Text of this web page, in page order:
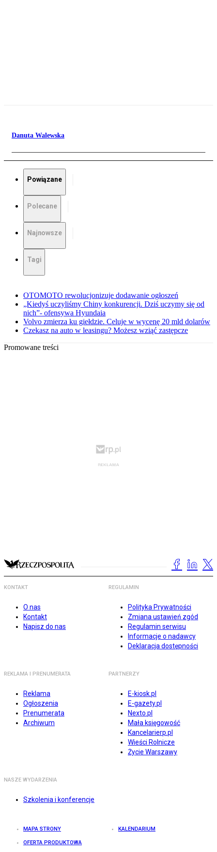
Danuta Walewska
Powiązane
Polecane
Najnowsze
Tagi
OTOMOTO rewolucjonizuje dodawanie ogłoszeń
„Kiedyś uczyliśmy Chiny konkurencji. Dziś uczymy się od
nich”- ofensywa Hyundaia
Volvo zmierza ku giełdzie. Celuje w wycenę 20 mld dolarów
Czekasz na auto w leasingu? Możesz wziąć zastępcze
Promowane treści
KONTAKT
O nas
Kontakt
Napisz do nas
REGULAMIN
Polityka Prywatności
Zmiana ustawień zgód
Regulamin serwisu
Informacje o nadawcy
Deklaracja dostępności
REKLAMA I PRENUMERATA
Reklama
Ogłoszenia
Prenumerata
Archiwum
PARTNERZY
E-kiosk.pl
E-gazety.pl
Nexto.pl
Mała księgowość
Kancelarierp.pl
Wieści Rolnicze
Życie Warszawy
NASZE WYDARZENIA
Szkolenia i konferencje
MAPA STRONY KALENDARIUM
OFERTA PRODUKTOWA